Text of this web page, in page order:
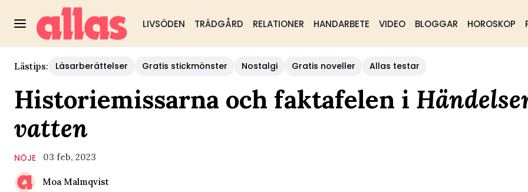
LIVSÖDEN TRÄDGÅRD RELATIONER HANDARBETE VIDEO BLOGGAR HOROSKOP
Lästips: Läsarberättelser Gratis stickmönster Nostalgi Gratis noveller Allas testar
Historiemissarna och faktafelen i
vatten
NÖJE 03 feb, 2023
Moa Malmqvist